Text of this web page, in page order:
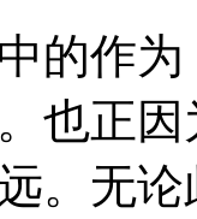
的作
也正
。无